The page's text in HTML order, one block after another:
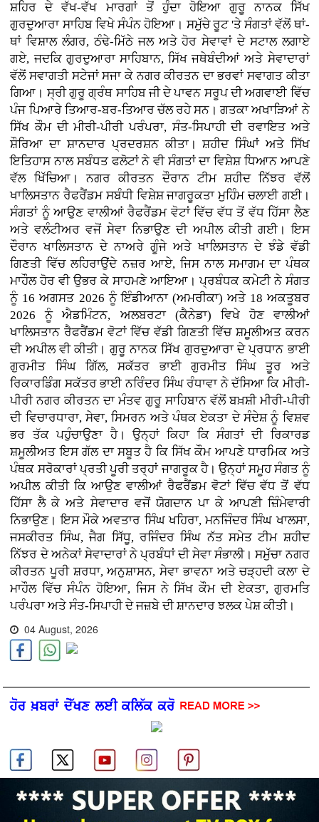
ਸ਼ਹਿਰ ਦੇ ਵੱਖ-ਵੱਖ ਮਾਰਗਾਂ ਤੋਂ ਹੁੰਦਾ ਹੋਇਆ ਗੁਰੂ ਨਾਨਕ ਸਿੱਖ
ਗੁਰਦੁਆਰਾ ਸਾਹਿਬ ਵਿਖੇ ਸੰਪੰਨ ਹੋਇਆ। ਸਮੁੱਚੇ ਰੂਟ 'ਤੇ ਸੰਗਤਾਂ ਵੱਲੋਂ ਥਾਂ-
ਥਾਂ ਵਿਸ਼ਾਲ ਲੰਗਰ, ਠੰਢੇ-ਮਿੱਠੇ ਜਲ ਅਤੇ ਹੋਰ ਸੇਵਾਵਾਂ ਦੇ ਸਟਾਲ ਲਗਾਏ
ਗਏ, ਜਦਕਿ ਗੁਰਦੁਆਰਾ ਸਾਹਿਬਾਨ, ਸਿੱਖ ਜਥੇਬੰਦੀਆਂ ਅਤੇ ਸੇਵਾਦਾਰਾਂ
ਵੱਲੋਂ ਸਵਾਗਤੀ ਸਟੇਜਾਂ ਸਜਾ ਕੇ ਨਗਰ ਕੀਰਤਨ ਦਾ ਭਰਵਾਂ ਸਵਾਗਤ ਕੀਤਾ
ਗਿਆ। ਸ੍ਰੀ ਗੁਰੂ ਗ੍ਰੰਥ ਸਾਹਿਬ ਜੀ ਦੇ ਪਾਵਨ ਸਰੂਪ ਦੀ ਅਗਵਾਈ ਵਿੱਚ
ਪੰਜ ਪਿਆਰੇ ਤਿਆਰ-ਬਰ-ਤਿਆਰ ਚੱਲ ਰਹੇ ਸਨ। ਗਤਕਾ ਅਖਾੜਿਆਂ ਨੇ
ਸਿੱਖ ਕੌਮ ਦੀ ਮੀਰੀ-ਪੀਰੀ ਪਰੰਪਰਾ, ਸੰਤ-ਸਿਪਾਹੀ ਦੀ ਰਵਾਇਤ ਅਤੇ
ਸ਼ੌਰਿਆ ਦਾ ਸ਼ਾਨਦਾਰ ਪ੍ਰਦਰਸ਼ਨ ਕੀਤਾ। ਸ਼ਹੀਦ ਸਿੰਘਾਂ ਅਤੇ ਸਿੱਖ
ਇਤਿਹਾਸ ਨਾਲ ਸਬੰਧਤ ਫਲੋਟਾਂ ਨੇ ਵੀ ਸੰਗਤਾਂ ਦਾ ਵਿਸ਼ੇਸ਼ ਧਿਆਨ ਆਪਣੇ
ਵੱਲ ਖਿੱਚਿਆ। ਨਗਰ ਕੀਰਤਨ ਦੌਰਾਨ ਟੀਮ ਸ਼ਹੀਦ ਨਿੱਝਰ ਵੱਲੋਂ
ਖਾਲਿਸਤਾਨ ਰੈਫਰੈਂਡਮ ਸਬੰਧੀ ਵਿਸ਼ੇਸ਼ ਜਾਗਰੂਕਤਾ ਮੁਹਿੰਮ ਚਲਾਈ ਗਈ।
ਸੰਗਤਾਂ ਨੂੰ ਆਉਣ ਵਾਲੀਆਂ ਰੈਫਰੈਂਡਮ ਵੋਟਾਂ ਵਿੱਚ ਵੱਧ ਤੋਂ ਵੱਧ ਹਿੱਸਾ ਲੈਣ
ਅਤੇ ਵਲੰਟੀਅਰ ਵਜੋਂ ਸੇਵਾ ਨਿਭਾਉਣ ਦੀ ਅਪੀਲ ਕੀਤੀ ਗਈ। ਇਸ
ਦੌਰਾਨ ਖਾਲਿਸਤਾਨ ਦੇ ਨਾਅਰੇ ਗੂੰਜੇ ਅਤੇ ਖਾਲਿਸਤਾਨ ਦੇ ਝੰਡੇ ਵੱਡੀ
ਗਿਣਤੀ ਵਿੱਚ ਲਹਿਰਾਉਂਦੇ ਨਜ਼ਰ ਆਏ, ਜਿਸ ਨਾਲ ਸਮਾਗਮ ਦਾ ਪੰਥਕ
ਮਾਹੌਲ ਹੋਰ ਵੀ ਉਭਰ ਕੇ ਸਾਹਮਣੇ ਆਇਆ। ਪ੍ਰਬੰਧਕ ਕਮੇਟੀ ਨੇ ਸੰਗਤ
ਨੂੰ 16 ਅਗਸਤ 2026 ਨੂੰ ਇੰਡੀਆਨਾ (ਅਮਰੀਕਾ) ਅਤੇ 18 ਅਕਤੂਬਰ
2026 ਨੂੰ ਐਡਮਿੰਟਨ, ਅਲਬਰਟਾ (ਕੈਨੇਡਾ) ਵਿਖੇ ਹੋਣ ਵਾਲੀਆਂ
ਖਾਲਿਸਤਾਨ ਰੈਫਰੈਂਡਮ ਵੋਟਾਂ ਵਿੱਚ ਵੱਡੀ ਗਿਣਤੀ ਵਿੱਚ ਸ਼ਮੂਲੀਅਤ ਕਰਨ
ਦੀ ਅਪੀਲ ਵੀ ਕੀਤੀ। ਗੁਰੂ ਨਾਨਕ ਸਿੱਖ ਗੁਰਦੁਆਰਾ ਦੇ ਪ੍ਰਧਾਨ ਭਾਈ
ਗੁਰਮੀਤ ਸਿੰਘ ਗਿੱਲ, ਸਕੱਤਰ ਭਾਈ ਗੁਰਮੀਤ ਸਿੰਘ ਤੂਰ ਅਤੇ
ਰਿਕਾਰਡਿੰਗ ਸਕੱਤਰ ਭਾਈ ਨਰਿੰਦਰ ਸਿੰਘ ਰੰਧਾਵਾ ਨੇ ਦੱਸਿਆ ਕਿ ਮੀਰੀ-
ਪੀਰੀ ਨਗਰ ਕੀਰਤਨ ਦਾ ਮੰਤਵ ਗੁਰੂ ਸਾਹਿਬਾਨ ਵੱਲੋਂ ਬਖ਼ਸ਼ੀ ਮੀਰੀ-ਪੀਰੀ
ਦੀ ਵਿਚਾਰਧਾਰਾ, ਸੇਵਾ, ਸਿਮਰਨ ਅਤੇ ਪੰਥਕ ਏਕਤਾ ਦੇ ਸੰਦੇਸ਼ ਨੂੰ ਵਿਸ਼ਵ
ਭਰ ਤੱਕ ਪਹੁੰਚਾਉਣਾ ਹੈ। ਉਨ੍ਹਾਂ ਕਿਹਾ ਕਿ ਸੰਗਤਾਂ ਦੀ ਰਿਕਾਰਡ
ਸ਼ਮੂਲੀਅਤ ਇਸ ਗੱਲ ਦਾ ਸਬੂਤ ਹੈ ਕਿ ਸਿੱਖ ਕੌਮ ਆਪਣੇ ਧਾਰਮਿਕ ਅਤੇ
ਪੰਥਕ ਸਰੋਕਾਰਾਂ ਪ੍ਰਤੀ ਪੂਰੀ ਤਰ੍ਹਾਂ ਜਾਗਰੂਕ ਹੈ। ਉਨ੍ਹਾਂ ਸਮੂਹ ਸੰਗਤ ਨੂੰ
ਅਪੀਲ ਕੀਤੀ ਕਿ ਆਉਣ ਵਾਲੀਆਂ ਰੈਫਰੈਂਡਮ ਵੋਟਾਂ ਵਿੱਚ ਵੱਧ ਤੋਂ ਵੱਧ
ਹਿੱਸਾ ਲੈ ਕੇ ਅਤੇ ਸੇਵਾਦਾਰ ਵਜੋਂ ਯੋਗਦਾਨ ਪਾ ਕੇ ਆਪਣੀ ਜ਼ਿੰਮੇਵਾਰੀ
ਨਿਭਾਉਣ। ਇਸ ਮੌਕੇ ਅਵਤਾਰ ਸਿੰਘ ਖਹਿਰਾ, ਮਨਜਿੰਦਰ ਸਿੰਘ ਖਾਲਸਾ,
ਜਸਕੀਰਤ ਸਿੰਘ, ਜੈਗ ਸਿੱਧੂ, ਰਜਿੰਦਰ ਸਿੰਘ ਨੱਤ ਸਮੇਤ ਟੀਮ ਸ਼ਹੀਦ
ਨਿੱਝਰ ਦੇ ਅਨੇਕਾਂ ਸੇਵਾਦਾਰਾਂ ਨੇ ਪ੍ਰਬੰਧਾਂ ਦੀ ਸੇਵਾ ਸੰਭਾਲੀ। ਸਮੁੱਚਾ ਨਗਰ
ਕੀਰਤਨ ਪੂਰੀ ਸ਼ਰਧਾ, ਅਨੁਸ਼ਾਸਨ, ਸੇਵਾ ਭਾਵਨਾ ਅਤੇ ਚੜ੍ਹਦੀ ਕਲਾ ਦੇ
ਮਾਹੌਲ ਵਿੱਚ ਸੰਪੰਨ ਹੋਇਆ, ਜਿਸ ਨੇ ਸਿੱਖ ਕੌਮ ਦੀ ਏਕਤਾ, ਗੁਰਮਤਿ
ਪਰੰਪਰਾ ਅਤੇ ਸੰਤ-ਸਿਪਾਹੀ ਦੇ ਜਜ਼ਬੇ ਦੀ ਸ਼ਾਨਦਾਰ ਝਲਕ ਪੇਸ਼ ਕੀਤੀ।
04 August, 2026